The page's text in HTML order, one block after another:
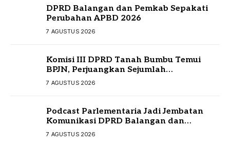
DPRD Balangan dan Pemkab Sepakati
Perubahan APBD 2026
7 AGUSTUS 2026
Komisi III DPRD Tanah Bumbu Temui
BPJN, Perjuangkan Sejumlah
Infrastruktur Strategis
7 AGUSTUS 2026
Podcast Parlementaria Jadi Jembatan
Komunikasi DPRD Balangan dan
Masyarakat
7 AGUSTUS 2026